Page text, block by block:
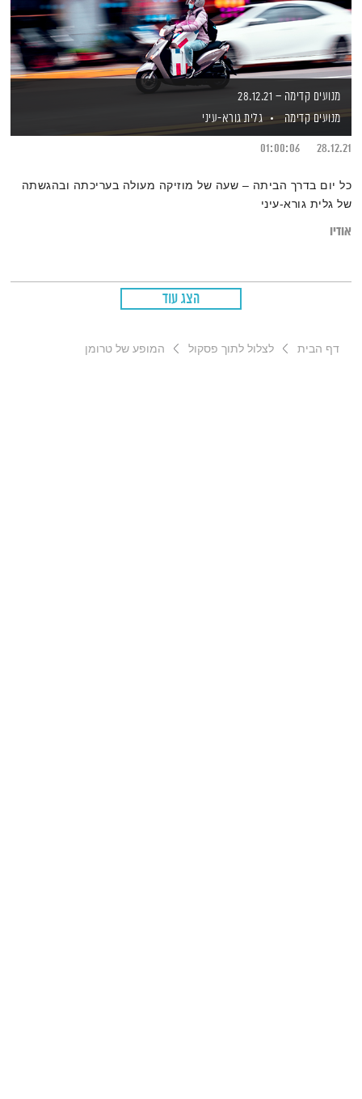
מנועים קדימה – 28.12.21
מנועים קדימה
גלית גורא-עיני
28.12.21
01:00:06
כל יום בדרך הביתה – שעה של מוזיקה מעולה בעריכתה ובהגשתה
של גלית גורא-עיני
אודיו
הצג עוד
דף הבית לצלול לתוך פסקול המופע של טרומן